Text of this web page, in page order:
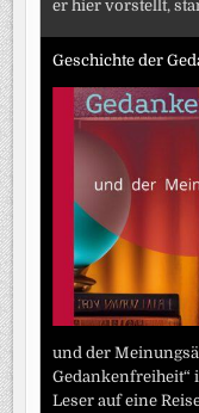
er hier vorstellt,
Geschichte der
und der
Gedankenfreiheit“
Leser auf eine